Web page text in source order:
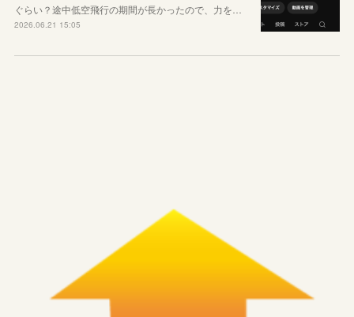
ぐらい？途中低空飛行の期間が長かったので、力を…
2026.06.21 15:05